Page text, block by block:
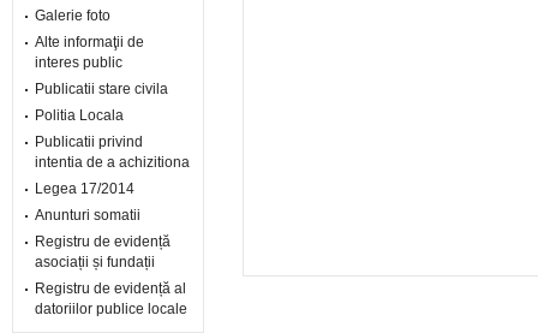
Galerie foto
Alte informaţii de
interes public
Publicatii stare civila
Politia Locala
Publicatii privind
intentia de a achizitiona
Legea 17/2014
Anunturi somatii
Registru de evidență
asociații și fundații
Registru de evidență al
datoriilor publice locale